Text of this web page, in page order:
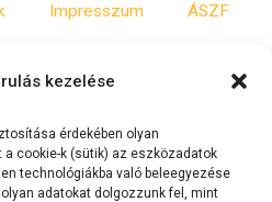
kezelése
érdekében olyan
cookie-k (sütik) az eszközadatok
technológiákba való beleegyezése
adatokat dolgozzunk fel, mint
Impresszum ÁSZF